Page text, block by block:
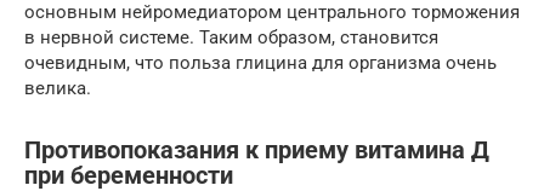
основным нейромедиатором центрального торможения
в нервной системе. Таким образом, становится
очевидным, что польза глицина для организма очень
велика.
Противопоказания к приему витамина Д
при беременности